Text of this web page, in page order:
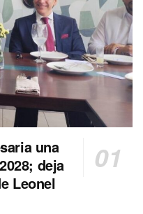
una
deja
Leonel